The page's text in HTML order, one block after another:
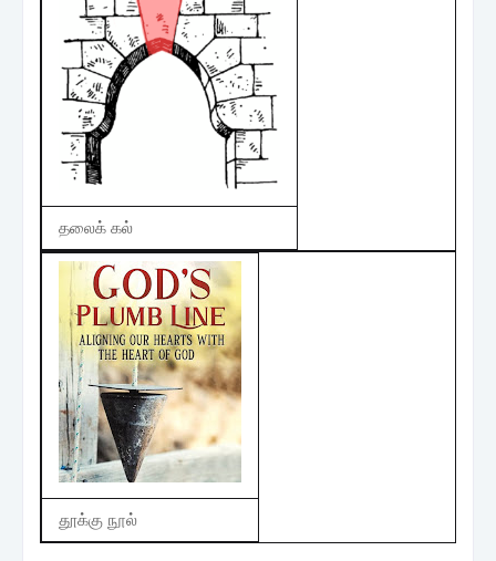
தலைக் கல்
தூக்கு நூல்